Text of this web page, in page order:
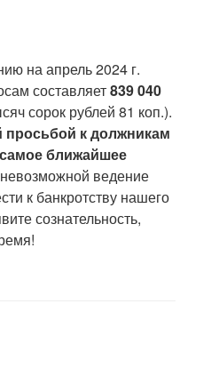
на апрель 2024 г.
составляет839 040
сорок рублей 81 коп.).
просьбой к должникам
ближайшее
ведение
к банкротству нашего
сознательность,